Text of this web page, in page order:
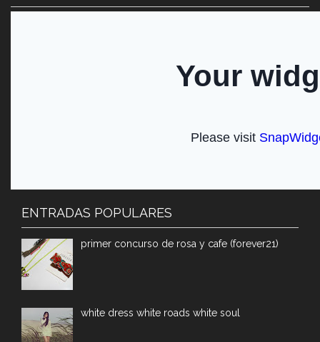
ENTRADAS POPULARES
primer concurso de rosa y cafe (forever21)
white dress white roads white soul